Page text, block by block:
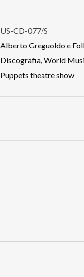
US-CD-077/S
Alberto Greguoldo e
Discografia,World
Puppets theatre show